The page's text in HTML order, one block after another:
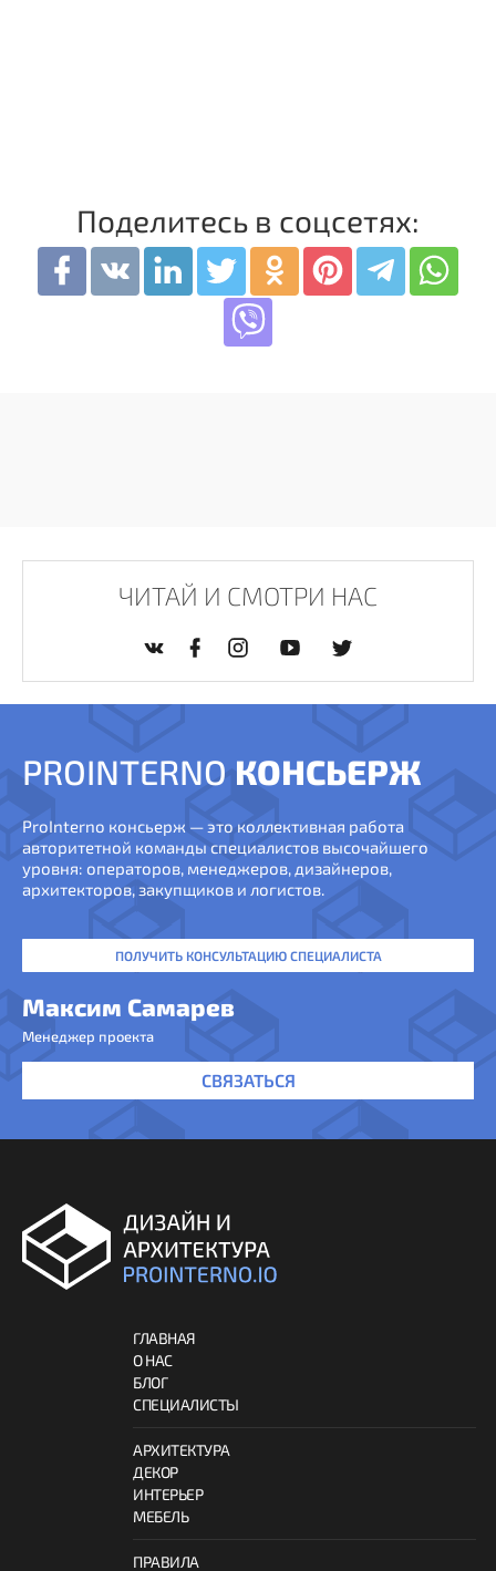
Поделитесь в соцсетях:
ЧИТАЙ И СМОТРИ НАС
PROINTERNO КОНСЬЕРЖ
ProInterno консьерж — это коллективная работа
авторитетной команды специалистов высочайшего
уровня: операторов, менеджеров, дизайнеров,
архитекторов, закупщиков и логистов.
ПОЛУЧИТЬ КОНСУЛЬТАЦИЮ СПЕЦИАЛИСТА
Максим Самарев
Менеджер проекта
СВЯЗАТЬСЯ
ГЛАВНАЯ
О НАС
БЛОГ
СПЕЦИАЛИСТЫ
АРХИТЕКТУРА
ДЕКОР
ИНТЕРЬЕР
МЕБЕЛЬ
ПРАВИЛА